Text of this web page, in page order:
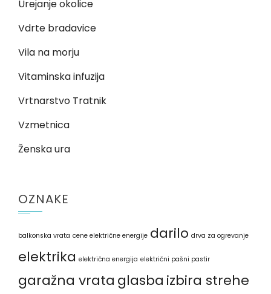
Urejanje okolice
Vdrte bradavice
Vila na morju
Vitaminska infuzija
Vrtnarstvo Tratnik
Vzmetnica
Ženska ura
OZNAKE
balkonska vrata cene električne energije darilo drva za ogrevanje
elektrika električna energija električni pašni pastir
garažna vrata glasba izbira strehe